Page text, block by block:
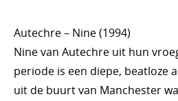
Autechre – Nine (1994)
Nine van Autechre uit hun
periode is een diepe, beatloze
uit de buurt van Manchester